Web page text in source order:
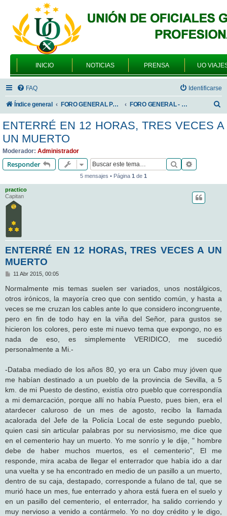
INICIO NOTICIAS PRENSA UO
FAQ Identificarse
Índice general FORO GENERAL PARA TODOS LOS USUARIOS FORO GENERAL - VARIEDADES
s
ENTERRÉ EN 12 HORAS, TRES VECES A
UN MUERTO
Moderador: Administrador
Responder Buscar
5 mensajes • Página 1 de 1
practico
Capitan
ENTERRÉ EN 12 HORAS, TRES VECES A UN
MUERTO
M
n
s
a
e
11 Abr 2015, 00:05
Normalmente mis temas suelen ser variados, unos nostálgicos,
otros irónicos, la mayoría creo que con sentido común, y hasta a
veces se me cruzan los cables ante lo que considero incongruente,
pero en fin de todo hay en la viña del Señor, para gustos se
hicieron los colores, pero este mi nuevo tema que expongo, no es
nada de eso, es simplemente VERIDICO, me sucedió
personalmente a Mi.-
-Databa mediado de los años 80, yo era un Cabo muy jóven que
me habían destinado a un pueblo de la provincia de Sevilla, a 5
km. de mi Puesto de destino, existía otro pueblo que correspondía
a mi demarcación, porque allí no había Puesto, pues bien, era el
atardecer caluroso de un mes de agosto, recibo la llamada
acalorada del Jefe de la Policía Local de este segundo pueblo,
quien casi sin articular palabras por su nerviosismo, me dice que
en el cementerio hay un muerto. Yo me sonrío y le dije, " hombre
debe de haber muchos muertos, es el cementerio", El me
responde, mira acaba de llegar el enterrador que había ido a dar
una vuelta y se ha encontrado en medio de un pasillo a un muerto,
dentro de su caja, destapado, corresponde a fulano de tal, que se
murió hace un mes, fue enterrado y ahora está fuera en el suelo y
en un pasillo del cementerio, el enterrador, ha salido corriendo y
muy nervioso a venido a contármelo. Yo no doy crédito y le digo,